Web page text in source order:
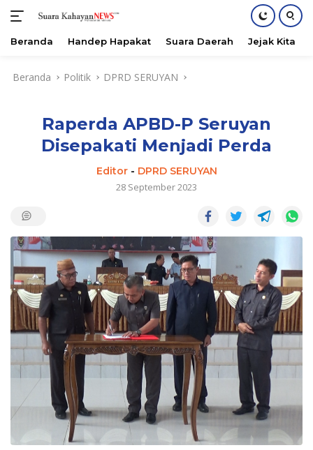
Beranda Handep Hapakat Suara Daerah Jejak Kita
Beranda Politik DPRD SERUYAN
Raperda APBD-P Seruyan
Disepakati Menjadi Perda
Editor- DPRD SERUYAN
28 September 2023